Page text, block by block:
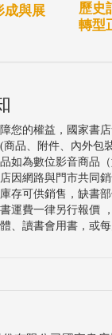
成與展
歷史
轉型
您的權益，國家書
商品、附件、內外包
如為數位影音商品
因網路與門市共同
存可供銷售，缺書
運費一律另行報價
、讀書會用書，或